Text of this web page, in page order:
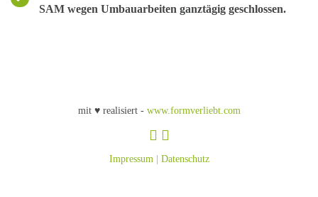
SAM wegen Umbauarbeiten ganztägig geschlossen.
mit ♥ realisiert - www.formverliebt.com
Impressum| Datenschutz